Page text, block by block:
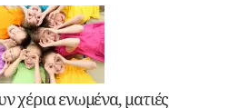
χέρια ενωμένα, ματιές